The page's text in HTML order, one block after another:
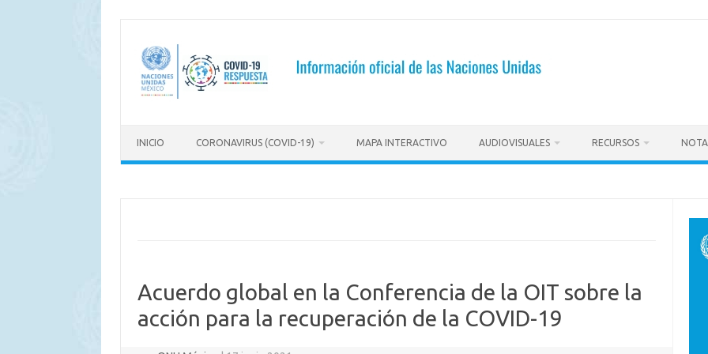
contenido
INICIO CORONAVIRUS (COVID-19) MAPA INTERACTIVO AUDIOVISUALES RECURSOS
Acuerdo global en la Conferencia de la OIT sobre la
acción para la recuperación de la COVID-19